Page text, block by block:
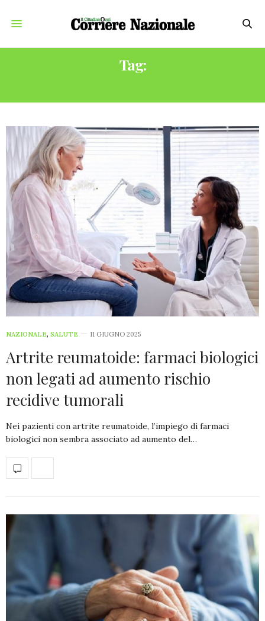
Tag:
NAZIONALE, SALUTE 11 GIUGNO 2025
Artrite reumatoide: farmaci biologici
non legati ad aumento rischio
recidive tumorali
Nei pazienti con artrite reumatoide, l’impiego di farmaci
biologici non sembra associato ad aumento del…